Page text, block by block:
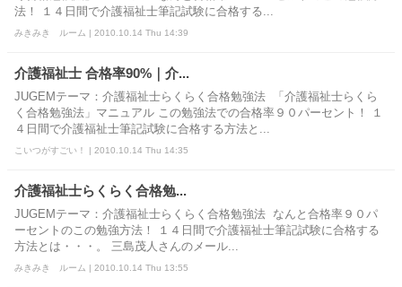
法！ １４日間で介護福祉士筆記試験に合格する...
みきみき ルーム | 2010.10.14 Thu 14:39
介護福祉士 合格率90%｜介...
JUGEMテーマ：介護福祉士らくらく合格勉強法 「介護福祉士らくら
く合格勉強法」マニュアル この勉強法での合格率９０パーセント！ １
４日間で介護福祉士筆記試験に合格する方法と...
こいつがすごい！ | 2010.10.14 Thu 14:35
介護福祉士らくらく合格勉...
JUGEMテーマ：介護福祉士らくらく合格勉強法 なんと合格率９０パ
ーセントのこの勉強方法！ １４日間で介護福祉士筆記試験に合格する
方法とは・・・。 三島茂人さんのメール...
みきみき ルーム | 2010.10.14 Thu 13:55